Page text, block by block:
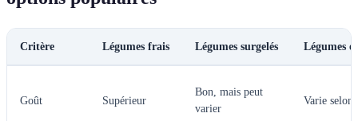
Critère Légumes frais Légumes surgelés Légumes
Goût Supérieur
Bon, mais peut
varier
Varie selon